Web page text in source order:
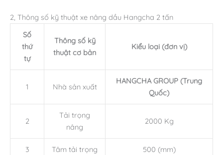
2, Thông số kỹ thuật xe nâng dầu Hangcha 2 tấn
Số
thứ
tự
Thông số kỹ
thuật cơ bản
Kiểu loại (đơn vị)
1 Nhà sản xuất
HANGCHA GROUP (Trung
Quốc)
2
Tải trọng
nâng
2000 Kg
3 Tâm tải trọng 500 (mm)